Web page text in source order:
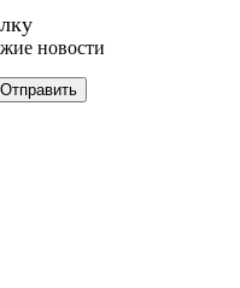
новости
Отправить